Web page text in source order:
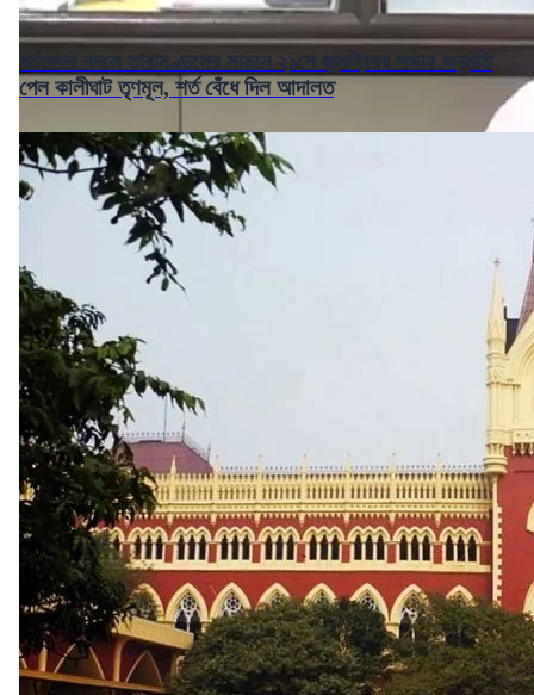
ধর্মতলার বদলে তারামণ্ডলের সামনে ২১শে জুলাইয়ের সভার অনুমতি
পেল কালীঘাট তৃণমূল, শর্ত বেঁধে দিল আদালত